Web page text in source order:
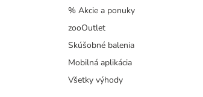
% Akcie a ponuky
zooOutlet
Skúšobné balenia
Mobilná aplikácia
Všetky výhody